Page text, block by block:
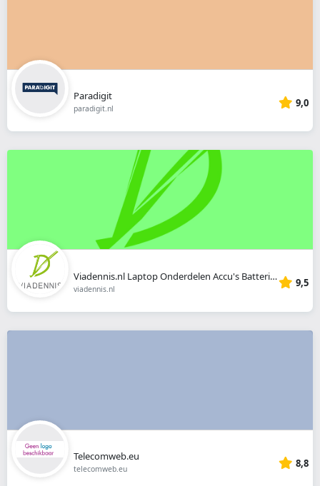
Paradigit
paradigit.nl 9,0
Viadennis.nl Laptop Onderdelen Accu's Batterijen Opladers Schermen
viadennis.nl 9,5
Telecomweb.eu
telecomweb.eu 8,8